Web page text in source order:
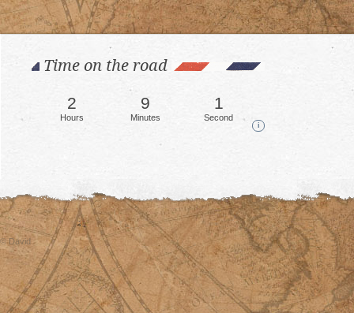
Time on the road
2
Hours
9
Minutes
3
Seconds
i
© David